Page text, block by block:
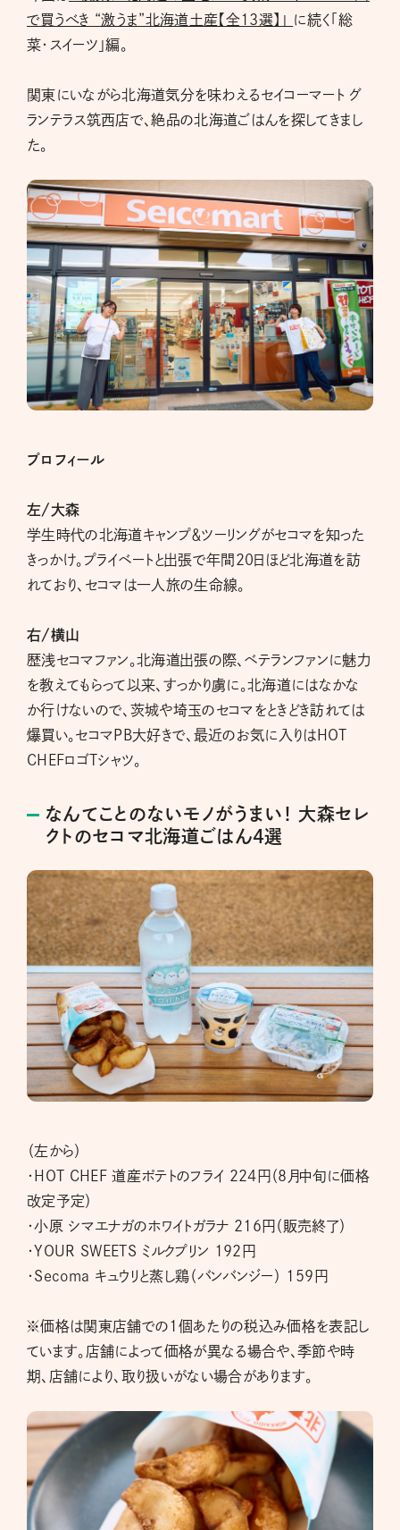
で買うべき “激うま”北海道土産【全13選】」
に続く「総
菜・スイーツ」編。
関東にいながら北海道気分を味わえるセイコーマート グ
ランテラス筑西店で、絶品の北海道ごはんを探してきまし
た。
プロフィール
左/大森
学生時代の北海道キャンプ＆ツーリングがセコマを知った
きっかけ。プライベートと出張で年間20日ほど北海道を訪
れており、セコマは一人旅の生命線。
右/横山
歴浅セコマファン。北海道出張の際、ベテランファンに魅力
を教えてもらって以来、すっかり虜に。北海道にはなかな
か行けないので、茨城や埼玉のセコマをときどき訪れては
爆買い。セコマPB大好きで、最近のお気に入りはHOT
CHEFロゴTシャツ。
なんてことのないモノがうまい！ 大森セレ
クトのセコマ北海道ごはん4選
（左から）
・HOT CHEF 道産ポテトのフライ 224円（8月中旬に価格
改定予定）
・小原 シマエナガのホワイトガラナ 216円（販売終了）
・YOUR SWEETS ミルクプリン 192円
・Secoma キュウリと蒸し鶏（バンバンジー） 159円
※価格は関東店舗での1個あたりの税込み価格を表記し
ています。店舗によって価格が異なる場合や、季節や時
期、店舗により、取り扱いがない場合があります。